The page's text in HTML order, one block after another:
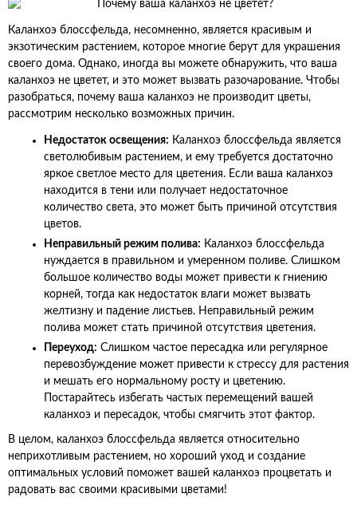
Каланхоэ блоссфельда, несомненно, является красивым и
экзотическим растением, которое многие берут для украшения
своего дома. Однако, иногда вы можете обнаружить, что ваша
каланхоэ не цветет, и это может вызвать разочарование. Чтобы
разобраться, почему ваша каланхоэ не производит цветы,
рассмотрим несколько возможных причин.
Недостаток освещения: Каланхоэ блоссфельда является
светолюбивым растением, и ему требуется достаточно
яркое светлое место для цветения. Если ваша каланхоэ
находится в тени или получает недостаточное
количество света, это может быть причиной отсутствия
цветов.
Неправильный режим полива: Каланхоэ блоссфельда
нуждается в правильном и умеренном поливе. Слишком
большое количество воды может привести к гниению
корней, тогда как недостаток влаги может вызвать
желтизну и падение листьев. Неправильный режим
полива может стать причиной отсутствия цветения.
Переуход: Слишком частое пересадка или регулярное
перевозбуждение может привести к стрессу для растения
и мешать его нормальному росту и цветению.
Постарайтесь избегать частых перемещений вашей
каланхоэ и пересадок, чтобы смягчить этот фактор.
В целом, каланхоэ блоссфельда является относительно
неприхотливым растением, но хороший уход и создание
оптимальных условий поможет вашей каланхоэ процветать и
радовать вас своими красивыми цветами!